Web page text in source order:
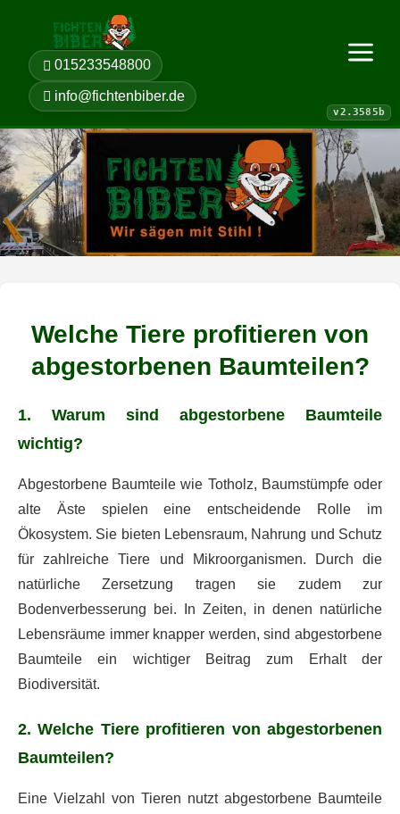
015233548800
info@fichtenbiber.de
Welche Tiere profitieren von
abgestorbenen Baumteilen?
1. Warum sind abgestorbene Baumteile
wichtig?
Abgestorbene Baumteile wie Totholz, Baumstümpfe oder
alte Äste spielen eine entscheidende Rolle im
Ökosystem. Sie bieten Lebensraum, Nahrung und Schutz
für zahlreiche Tiere und Mikroorganismen. Durch die
natürliche Zersetzung tragen sie zudem zur
Bodenverbesserung bei. In Zeiten, in denen natürliche
Lebensräume immer knapper werden, sind abgestorbene
Baumteile ein wichtiger Beitrag zum Erhalt der
Biodiversität.
2. Welche Tiere profitieren von abgestorbenen
Baumteilen?
Eine Vielzahl von Tieren nutzt abgestorbene Baumteile